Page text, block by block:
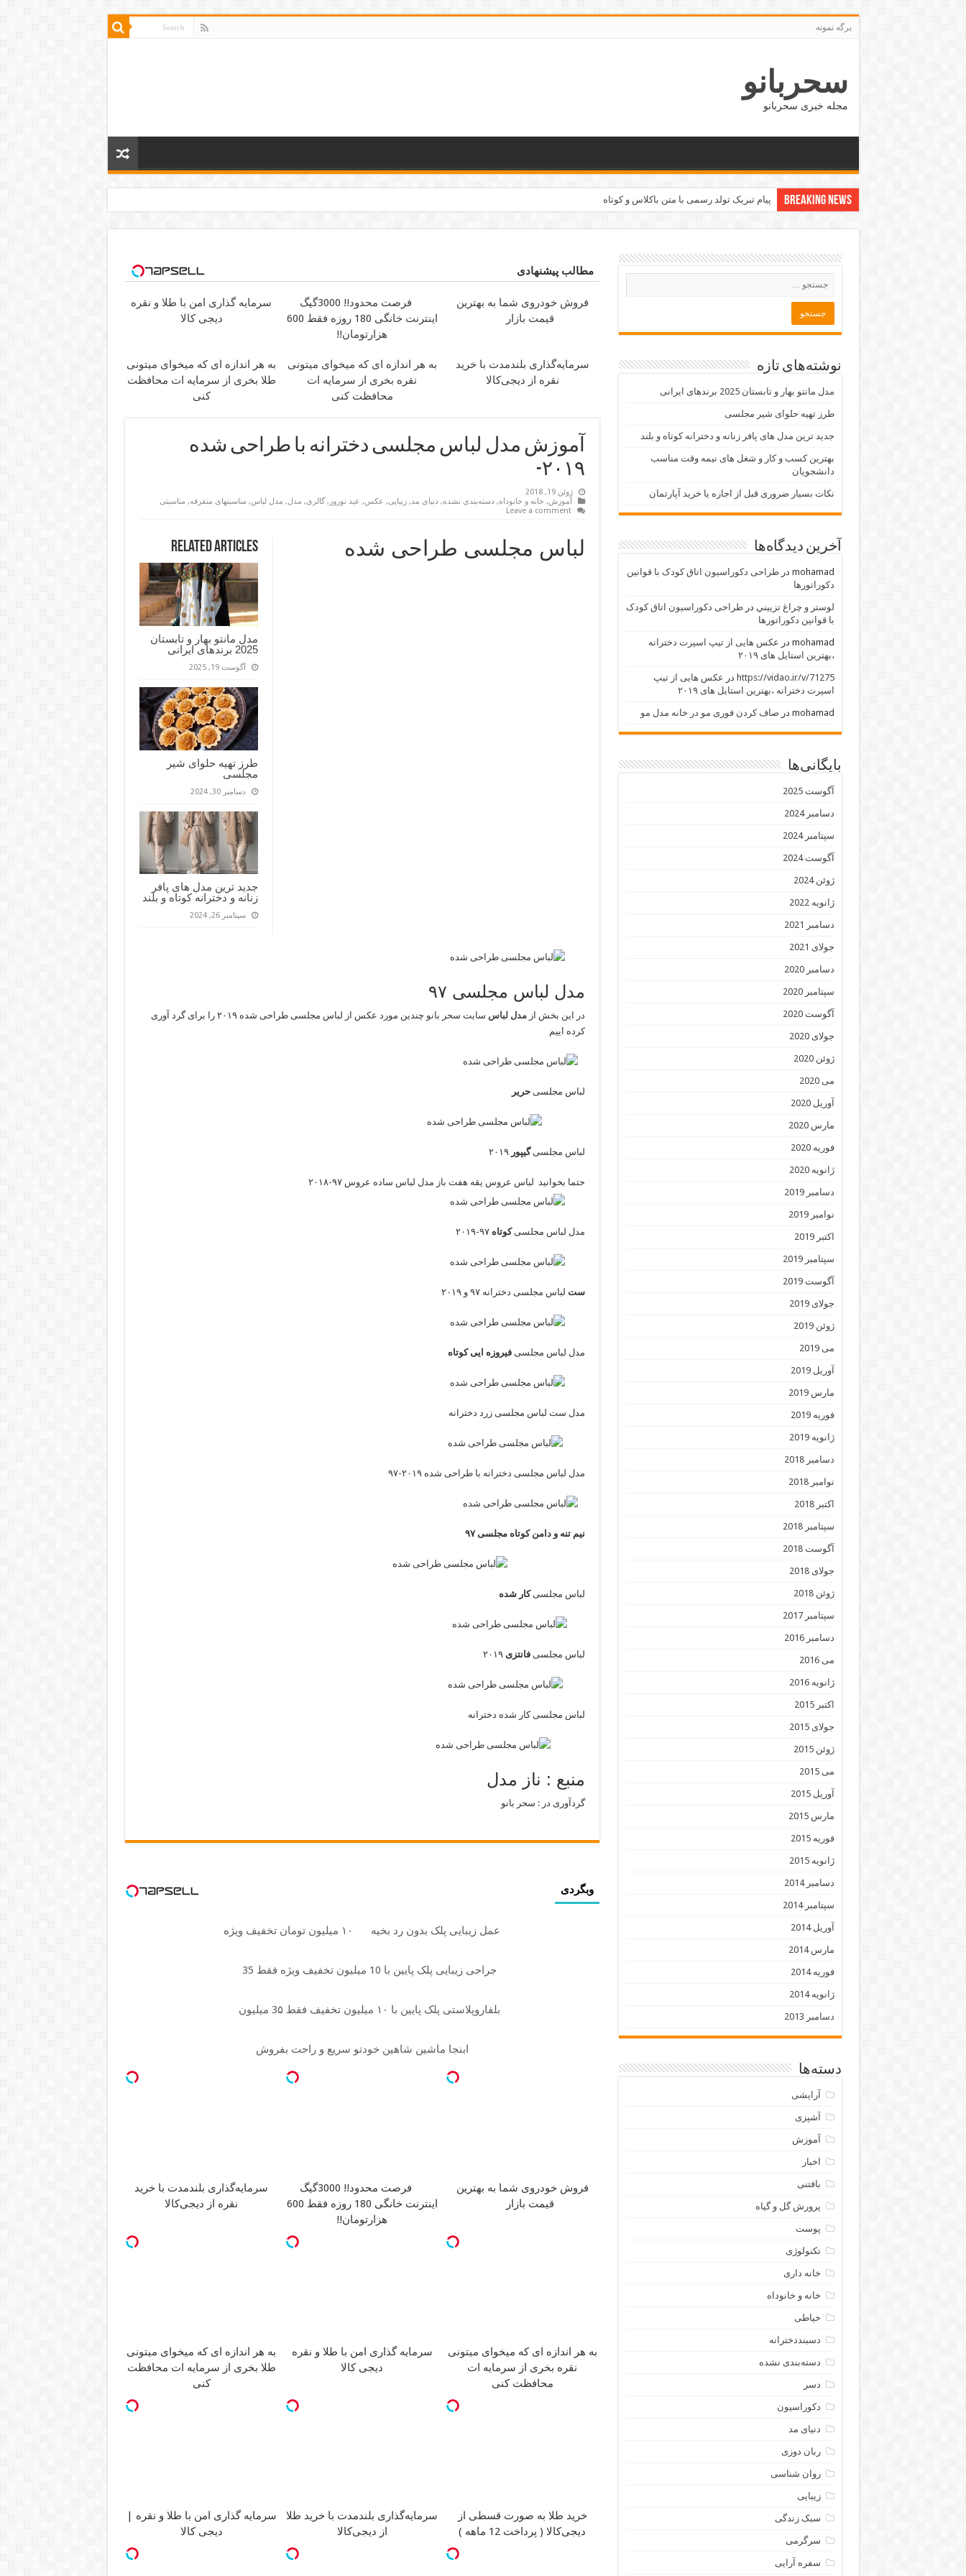
برگه نمونه
سحربانو
مجله خبری سحربانو
Breaking News پیام تبریک تولد رسمی با متن باکلاس و کوتاه
مطالب پیشنهادی
فروش خودروی شما به بهترین
قیمت بازار
فرصت محدود!! 3000گیگ
اینترنت خانگی 180 روزه فقط 600
هزارتومان!!
سرمایه گذاری امن با طلا و نقره
دیجی کالا
سرمایه‌گذاری بلندمدت با خرید
نقره از دیجی‌کالا
به هر اندازه ای که میخوای میتونی
نقره بخری از سرمایه ات
محافظت کنی
به هر اندازه ای که میخوای میتونی
طلا بخری از سرمایه ات محافظت
کنی
آموزش مدل لباس مجلسی دخترانه با طراحی شده
۲۰۱۹-
ژوئن 19, 2018
آموزش, خانه و خانوداه, دسته‌بندی نشده, دنیای مد,زیبایی, عکس, عید نوروز ,گالری, مدل, مدل لباس, مناسبتهای متفرقه, مناسبتی
Leave a comment
Related Articles
مدل مانتو بهار و تابستان
2025 برندهای ایرانی
آگوست 19, 2025
طرز تهیه حلوای شیر
مجلسی
دسامبر 30, 2024
جدید ترین مدل های پافر
زنانه و دخترانه کوتاه و بلند
سپتامبر 26, 2024
لباس مجلسی طراحی شده
مدل لباس مجلسی ۹۷
در این بخش ازمدل لباس
سایت سحر بانو چندین مورد عکس از لباس مجلسی طراحی شده ۲۰۱۹ را برای گرد آوری
کرده اییم
لباس مجلسیحریر
لباس مجلسیگیپور ۲۰۱۹
حتما بخوانید لباس عروس یقه هفت باز مدل لباس ساده عروس ۹۷-۲۰۱۸
مدل لباس مجلسیکوتاه ۹۷-۲۰۱۹
ست لباس مجلسی دخترانه ۹۷ و ۲۰۱۹
مدل لباس مجلسیفیروزه ایی کوتاه
مدل ست لباس مجلسی زرد دخترانه
مدل لباس مجلسی دخترانه با طراحی شده ۲۰۱۹-۹۷
نیم تنه و دامن کوتاه مجلسی ۹۷
لباس مجلسیکار شده
لباس مجلسیفانتزی ۲۰۱۹
لباس مجلسی کار شده دخترانه
منبع : ناز مدل
گردآوری در : سحر بانو
وبگردی
عمل زیبایی پلک بدون رد بخیه
جراحی زیبایی پلک پایین با 10 میلیون تخفیف ویژه فقط 35
بلفاروپلاستی پلک پایین با ۱۰ میلیون تخفیف فقط 3۵ میلیون
ابنجا ماشین شاهین خودتو سریع و راحت بفروش
فروش خودروی شما به بهترین
قیمت بازار
فرصت محدود!! 3000گیگ
اینترنت خانگی 180 روزه فقط 600
هزارتومان!!
سرمایه‌گذاری بلندمدت با خرید
نقره از دیجی‌کالا
به هر اندازه ای که میخوای میتونی
نقره بخری از سرمایه ات
محافظت کنی
سرمایه گذاری امن با طلا و نقره
دیجی کالا
به هر اندازه ای که میخوای میتونی
طلا بخری از سرمایه ات محافظت
کنی
خرید طلا به صورت قسطی از
دیجی‌کالا ( پرداخت 12 ماهه )
سرمایه‌گذاری بلندمدت با خرید طلا
از دیجی‌کالا
سرمایه گذاری امن با طلا و نقره |
دیجی کالا
نوشته‌های تازه
مدل مانتو بهار و تابستان 2025 برندهای ایرانی
طرز تهیه حلوای شیر مجلسی
جدید ترین مدل های پافر زنانه و دخترانه کوتاه و بلند
بهترین کسب و کار و شغل های نیمه وقت مناسب
دانشجویان
نکات بسیار ضروری قبل از اجاره یا خرید آپارتمان
آخرین دیدگاه‌ها
mohamad درطراحی دکوراسیون اتاق کودک با قوانین
دکوراتورها
لوستر و چراغ تزييني درطراحی دکوراسیون اتاق کودک
با قوانین دکوراتورها
mohamad در عکس هایی از تیپ اسپرت دخترانه
،بهترین استایل های ۲۰۱۹
https://vidao.ir/v/71275 در عکس هایی از تیپ
اسپرت دخترانه ،بهترین استایل های ۲۰۱۹
mohamad در صاف کردن فوری مو در خانه مدل مو
بایگانی‌ها
آگوست 2025
دسامبر 2024
سپتامبر 2024
آگوست 2024
ژوئن 2024
ژانویه 2022
دسامبر 2021
جولای 2021
دسامبر 2020
سپتامبر 2020
آگوست 2020
جولای 2020
ژوئن 2020
می 2020
آوریل 2020
مارس 2020
فوریه 2020
ژانویه 2020
دسامبر 2019
نوامبر 2019
اکتبر 2019
سپتامبر 2019
آگوست 2019
جولای 2019
ژوئن 2019
می 2019
آوریل 2019
مارس 2019
فوریه 2019
ژانویه 2019
دسامبر 2018
نوامبر 2018
اکتبر 2018
سپتامبر 2018
آگوست 2018
جولای 2018
ژوئن 2018
سپتامبر 2017
دسامبر 2016
می 2016
ژانویه 2016
اکتبر 2015
جولای 2015
ژوئن 2015
می 2015
آوریل 2015
مارس 2015
فوریه 2015
ژانویه 2015
دسامبر 2014
سپتامبر 2014
آوریل 2014
مارس 2014
فوریه 2014
ژانویه 2014
دسامبر 2013
دسته‌ها
آرایشی
آشپزی
آموزش
اخبار
بافتنی
پرورش گل و گیاه
پوست
تکنولوژی
خانه داری
خانه و خانوداه
خیاطی
دسبنددخترانه
دسته‌بندی نشده
دسر
دکوراسیون
دنیای مد
ربان دوزی
روان شناسی
زیبایی
سبک زندگی
سرگرمی
سفره آرایی